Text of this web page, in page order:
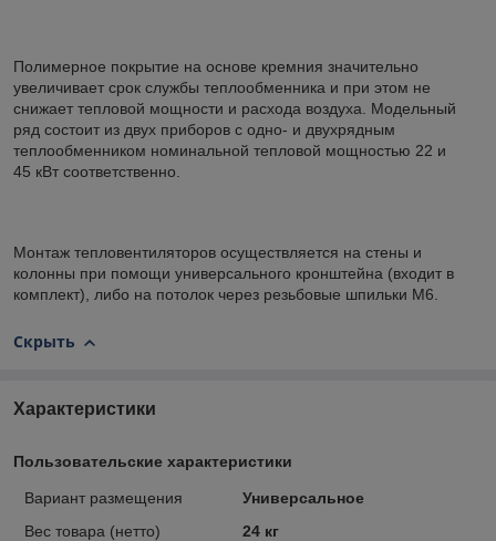
Полимерное покрытие на основе кремния значительно
увеличивает срок службы теплообменника и при этом не
снижает тепловой мощности и расхода воздуха. Модельный
ряд состоит из двух приборов с одно- и двухрядным
теплообменником номинальной тепловой мощностью 22 и
45 кВт соответственно.
Монтаж тепловентиляторов осуществляется на стены и
колонны при помощи универсального кронштейна (входит в
комплект), либо на потолок через резьбовые шпильки М6.
Скрыть
Характеристики
Пользовательские характеристики
Вариант размещения
Универсальное
Вес товара (нетто)
24 кг